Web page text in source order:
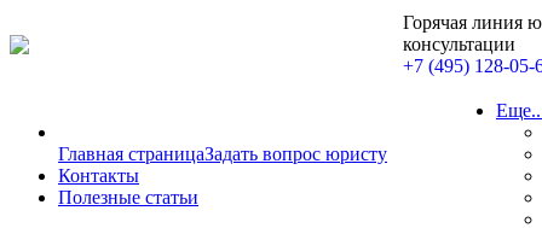
Горячая линия
консультации
+7 (495) 128-05-
Главная страницаЗадать вопрос юристу
Контакты
Полезные статьи